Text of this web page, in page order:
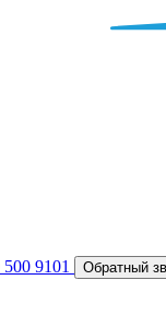
9101 Обратный